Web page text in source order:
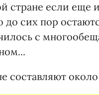
стране если еще
до сих пор
с
составляют около